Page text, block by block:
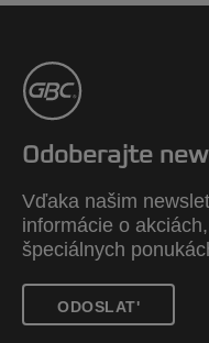
Odoberajte
Vďaka našim
informácie o
špeciálnych
ODOSLAT'